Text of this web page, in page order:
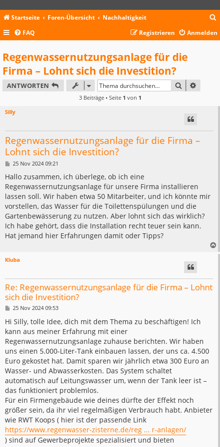
Startseite Foren-Übersicht Nachhaltigkeit
c
FAQ Anmelden
Registrieren
Regenwassernutzungsanlage für die
Firma – Lohnt sich die Investition?
ANTWORTEN SUCHE
3 Beiträge • Seite 1 von 1
Silly
Regenwassernutzungsanlage für die Firma –
Lohnt sich die Investition?
B
i
r
a
g
25 Nov 2024 09:21
Hallo zusammen, ich überlege, ob ich eine
Regenwassernutzungsanlage für unsere Firma installieren
lassen soll. Wir haben etwa 50 Mitarbeiter, und ich könnte mir
vorstellen, das Wasser für die Toilettenspülungen und die
Gartenbewässerung zu nutzen. Aber lohnt sich das wirklich?
Ich habe gehört, dass die Installation recht teuer sein kann.
Hat jemand hier Erfahrungen damit oder Tipps?
Kluba
Re: Regenwassernutzungsanlage für die Firma – Lohnt
sich die Investition?
B
i
t
r
a
g
25 Nov 2024 09:53
Hi Silly, tolle Idee, dich mit dem Thema zu beschäftigen! Ich
kann aus meiner Erfahrung mit einer
Regenwassernutzungsanlage zuhause berichten. Wir haben
uns einen 5.000-Liter-Tank einbauen lassen, der uns ca. 4.500
Euro gekostet hat. Damit sparen wir jährlich etwa 300 Euro an
Wasser- und Abwasserkosten. Das System schaltet
automatisch auf Leitungswasser um, wenn der Tank leer ist –
das funktioniert problemlos.
Für ein Firmengebäude wie deines dürfte der Effekt noch
größer sein, da ihr viel regelmäßigen Verbrauch habt. Anbieter
wie RWT Koops ( hier ist der passende Link
https://www.regenwasser-zisterne.de/reg ... r-anlagen/
) sind auf Gewerbeprojekte spezialisiert und bieten